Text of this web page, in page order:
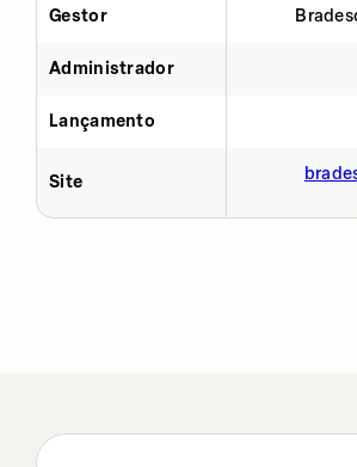
Gestor
Administrador
Lançamento
Site